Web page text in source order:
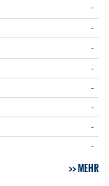
-
-
-
-
-
-
-
-
MEHR